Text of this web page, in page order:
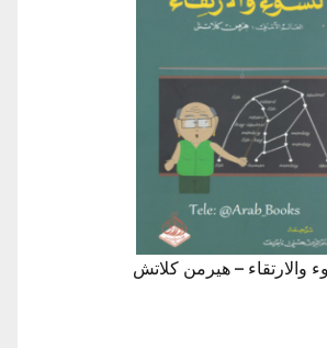
والارتقاء – هيرمن كلاتش